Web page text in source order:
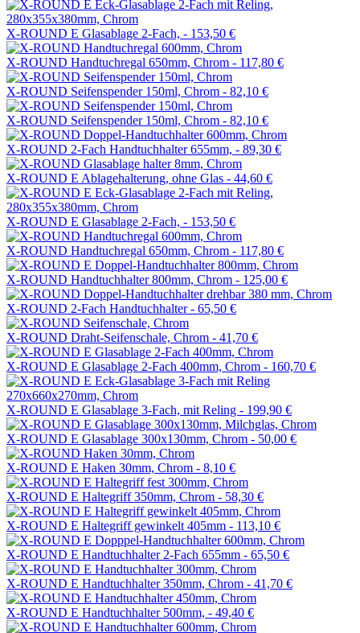
X-ROUND E Glasablage 2-Fach, - 153,50 €
X-ROUND Handtuchregal 650mm, Chrom - 117,80 €
X-ROUND Seifenspender 150ml, Chrom - 82,10 €
X-ROUND Seifenspender 150ml, Chrom - 82,10 €
X-ROUND 2-Fach Handtuchhalter 655mm, - 89,30 €
X-ROUND E Ablagehalterung, ohne Glas - 44,60 €
X-ROUND E Glasablage 2-Fach, - 153,50 €
X-ROUND Handtuchregal 650mm, Chrom - 117,80 €
X-ROUND Handtuchhalter 800mm, Chrom - 125,00 €
X-ROUND 2-Fach Handtuchhalter - 65,50 €
X-ROUND Draht-Seifenschale, Chrom - 41,70 €
X-ROUND E Glasablage 2-Fach 400mm, Chrom - 160,70 €
X-ROUND E Glasablage 3-Fach, mit Reling - 199,90 €
X-ROUND E Glasablage 300x130mm, Chrom - 50,00 €
X-ROUND E Haken 30mm, Chrom - 8,10 €
X-ROUND E Haltegriff 350mm, Chrom - 58,30 €
X-ROUND E Haltegriff gewinkelt 405mm - 113,10 €
X-ROUND E Handtuchhalter 2-Fach 655mm - 65,50 €
X-ROUND E Handtuchhalter 350mm, Chrom - 41,70 €
X-ROUND E Handtuchhalter 500mm, - 49,40 €